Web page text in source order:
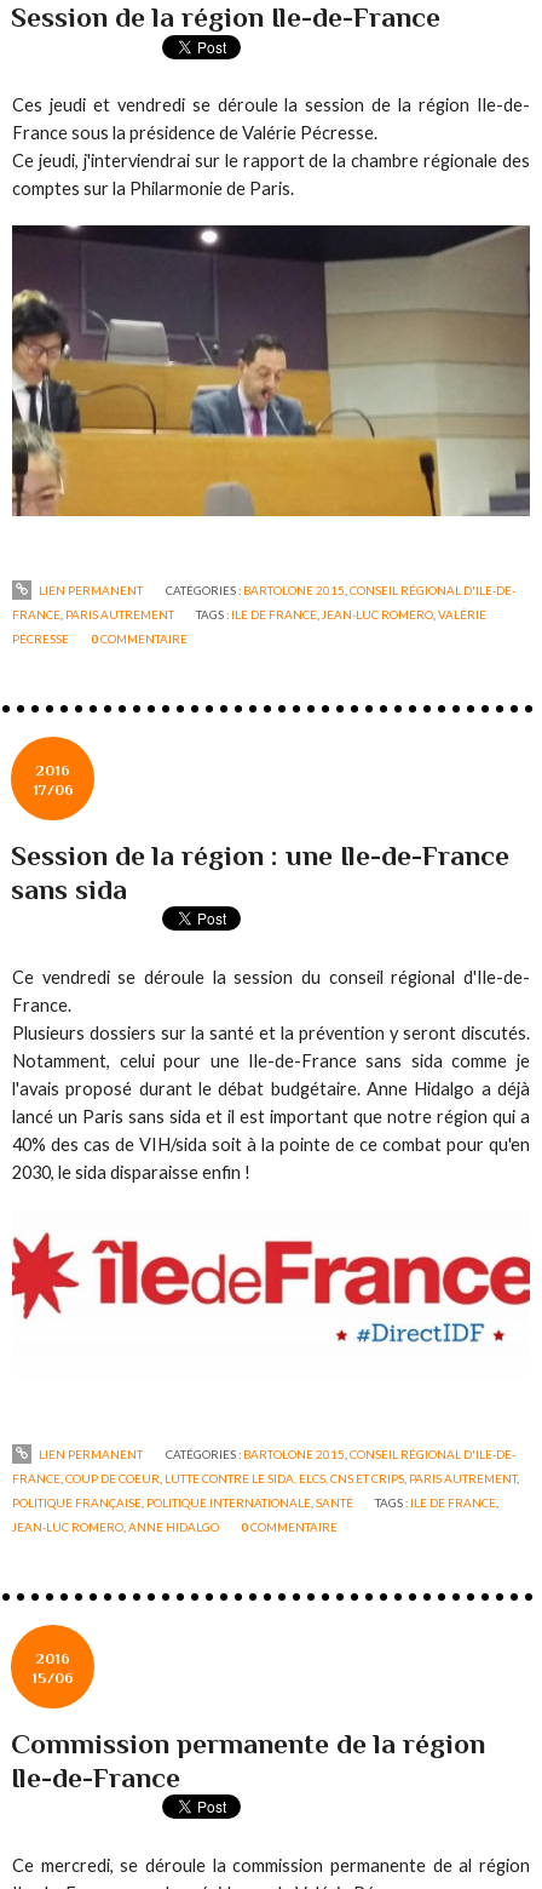
Session de la région Ile-de-France
Ces jeudi et vendredi se déroule la session de la région Ile-de-
France sous la présidence de Valérie Pécresse.
Ce jeudi, j'interviendrai sur le rapport de la chambre régionale des
comptes sur la Philarmonie de Paris.
LIEN PERMANENT CATÉGORIES : BARTOLONE 2015 CONSEIL RÉGIONAL D'ILE-DE-
FRANCE PARIS AUTREMENT TAGS : ILE DE FRANCE JEAN-LUC ROMERO ,VALÉRIE
PÉCRESSE
0COMMENTAIRE
2016
17/06
Session de la région : une Ile-de-France
sans sida
Ce vendredi se déroule la session du conseil régional d'Ile-de-
France.
Plusieurs dossiers sur la santé et la prévention y seront discutés.
Notamment, celui pour une Ile-de-France sans sida comme je
l'avais proposé durant le débat budgétaire. Anne Hidalgo a déjà
lancé un Paris sans sida et il est important que notre région qui a
40% des cas de VIH/sida soit à la pointe de ce combat pour qu'en
2030, le sida disparaisse enfin !
LIEN PERMANENT CATÉGORIES : BARTOLONE 2015 CONSEIL RÉGIONAL D'ILE-DE-
FRANCE ,COUP DE COEUR LUTTE CONTRE LE SIDA, ELCS, CNS ET CRIPS PARIS AUTREMENT,
POLITIQUE FRANÇAISE POLITIQUE INTERNATIONALE ,SANTÉ TAGS : ILE DE FRANCE
JEAN-LUC ROMERO ,ANNE HIDALGO 0COMMENTAIRE
2016
15/06
Commission permanente de la région
Ile-de-France
Ce mercredi, se déroule la commission permanente de al région